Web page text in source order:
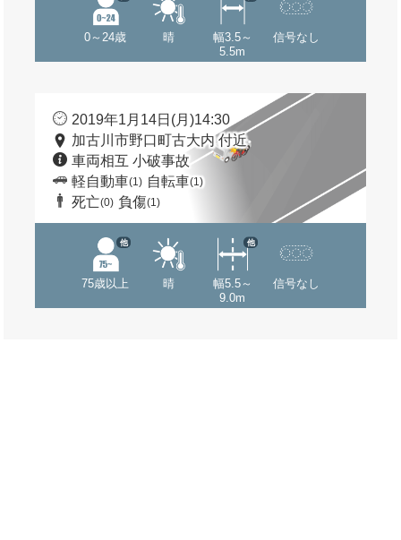
0～24歳 晴
幅3.5～
5.5m
信号なし
2019年1月14日(月)14:30
加古川市野口町古大内 付近
車両相互 小破事故
軽自動車(1) 自転車(1)
死亡(0) 負傷(1)
75歳以上
他
晴
幅5.5～
9.0m
他
信号なし